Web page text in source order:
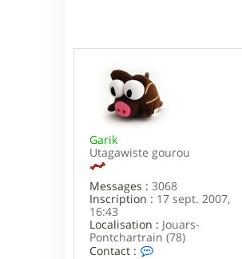
Garik
Utagawiste gourou
Messages : 3068
Inscription : 17 sept. 2007,
16:43
Localisation : Jouars-
Pontchartrain (78)
Contact :